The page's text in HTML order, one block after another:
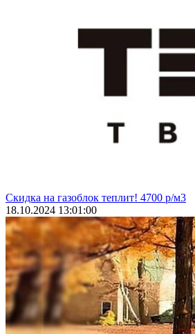
Скидка на газоблок теплит! 4700 р/м3
18.10.2024 13:01:00